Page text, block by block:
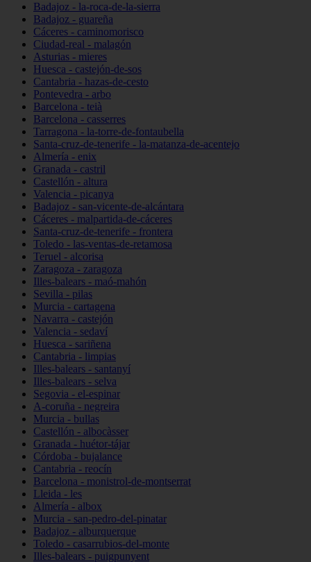
Badajoz - la-roca-de-la-sierra
Badajoz - guareña
Cáceres - caminomorisco
Ciudad-real - malagón
Asturias - mieres
Huesca - castejón-de-sos
Cantabria - hazas-de-cesto
Pontevedra - arbo
Barcelona - teià
Barcelona - casserres
Tarragona - la-torre-de-fontaubella
Santa-cruz-de-tenerife - la-matanza-de-acentejo
Almería - enix
Granada - castril
Castellón - altura
Valencia - picanya
Badajoz - san-vicente-de-alcántara
Cáceres - malpartida-de-cáceres
Santa-cruz-de-tenerife - frontera
Toledo - las-ventas-de-retamosa
Teruel - alcorisa
Zaragoza - zaragoza
Illes-balears - maó-mahón
Sevilla - pilas
Murcia - cartagena
Navarra - castejón
Valencia - sedaví
Huesca - sariñena
Cantabria - limpias
Illes-balears - santanyí
Illes-balears - selva
Segovia - el-espinar
A-coruña - negreira
Murcia - bullas
Castellón - albocàsser
Granada - huétor-tájar
Córdoba - bujalance
Cantabria - reocín
Barcelona - monistrol-de-montserrat
Lleida - les
Almería - albox
Murcia - san-pedro-del-pinatar
Badajoz - alburquerque
Toledo - casarrubios-del-monte
Illes-balears - puigpunyent